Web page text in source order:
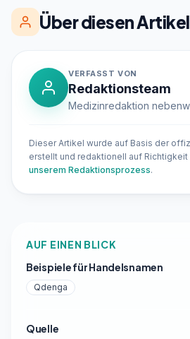
Über diesen Artikel
VERFASST VON
Redaktionsteam
Medizinredaktion
Dieser Artikel wurde auf Basis der
erstellt und redaktionell auf
unserem Redaktionsprozess.
AUF EINEN BLICK
Beispiele für Handelsnamen
Qdenga
Quelle